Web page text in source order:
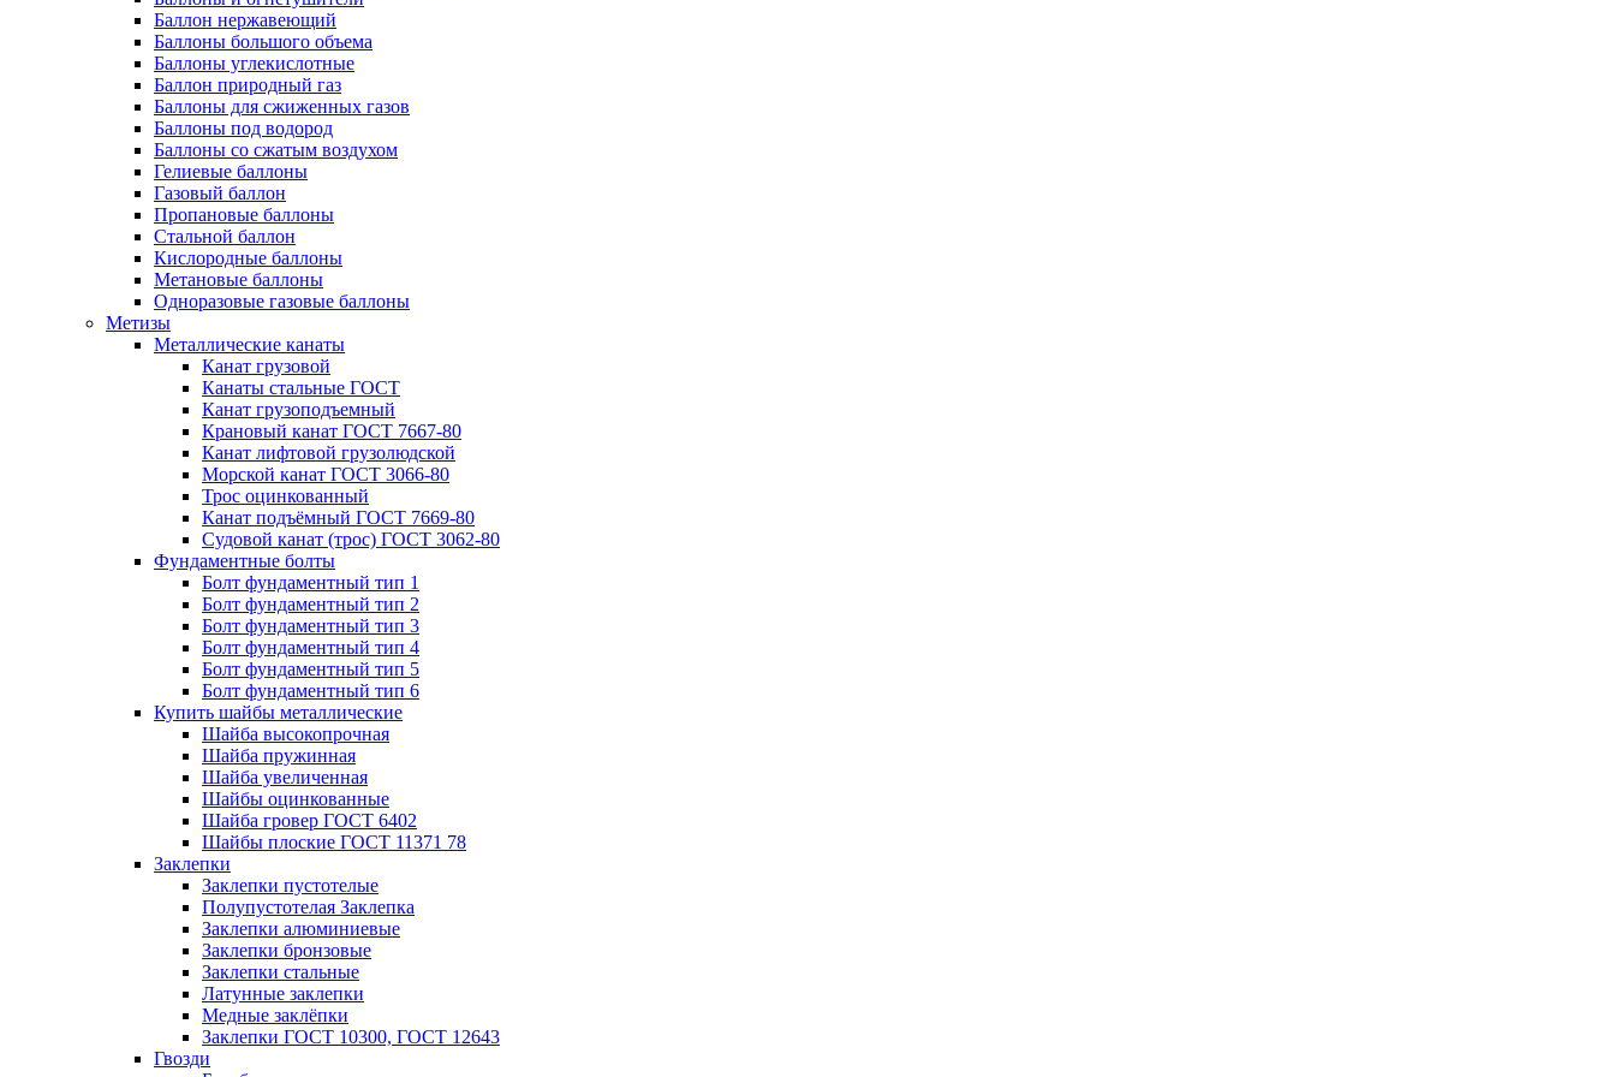
Баллон нержавеющий
Баллоны большого объема
Баллоны углекислотные
Баллон природный газ
Баллоны для сжиженных газов
Баллоны под водород
Баллоны со сжатым воздухом
Гелиевые баллоны
Газовый баллон
Пропановые баллоны
Стальной баллон
Кислородные баллоны
Метановые баллоны
Одноразовые газовые баллоны
Метизы
Металлические канаты
Канат грузовой
Канаты стальные ГОСТ
Канат грузоподъемный
Крановый канат ГОСТ 7667-80
Канат лифтовой грузолюдской
Морской канат ГОСТ 3066-80
Трос оцинкованный
Канат подъёмный ГОСТ 7669-80
Судовой канат (трос) ГОСТ 3062-80
Фундаментные болты
Болт фундаментный тип 1
Болт фундаментный тип 2
Болт фундаментный тип 3
Болт фундаментный тип 4
Болт фундаментный тип 5
Болт фундаментный тип 6
Купить шайбы металлические
Шайба высокопрочная
Шайба пружинная
Шайба увеличенная
Шайбы оцинкованные
Шайба гровер ГОСТ 6402
Шайбы плоские ГОСТ 11371 78
Заклепки
Заклепки пустотелые
Полупустотелая Заклепка
Заклепки алюминиевые
Заклепки бронзовые
Заклепки стальные
Латунные заклепки
Медные заклёпки
Заклепки ГОСТ 10300, ГОСТ 12643
Гвозди